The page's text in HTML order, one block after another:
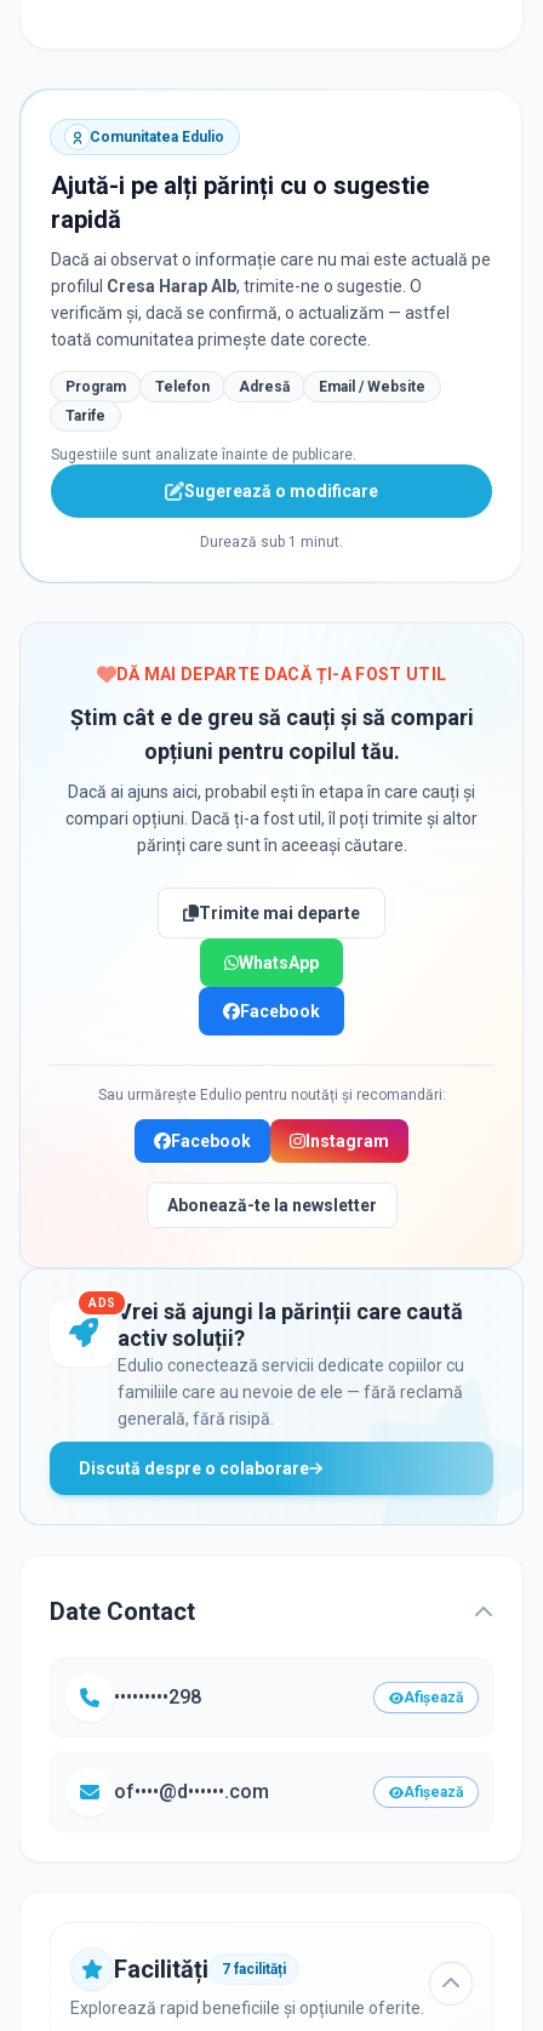
Comunitatea Edulio
Ajută-i pe alți părinți cu o sugestie
rapidă
Dacă ai observat o informație care nu mai este actuală pe
profilul Cresa Harap Alb, trimite-ne o sugestie. O
verificăm și, dacă se confirmă, o actualizăm — astfel
toată comunitatea primește date corecte.
Program Telefon Adresă
Email / Website
Tarife
Sugestiile sunt analizate înainte de publicare.
Sugerează o modificare
Durează sub 1 minut.
DĂ MAI DEPARTE DACĂ ȚI-A FOST UTIL
Știm cât e de greu să cauți și să compari
opțiuni pentru copilul tău.
Dacă ai ajuns aici, probabil ești în etapa în care cauți și
compari opțiuni. Dacă ți-a fost util, îl poți trimite și altor
părinți care sunt în aceeași căutare.
Trimite mai departe
WhatsApp
Facebook
Sau urmărește Edulio pentru noutăți și recomandări:
Facebook Instagram
Abonează-te la newsletter
ADS Vrei să ajungi la părinții care caută
activ soluții?
Edulio conectează servicii dedicate copiilor cu
familiile care au nevoie de ele — fără reclamă
generală, fără risipă.
Discută despre o colaborare
Date Contact
•••••••••298 Afișează
of••••@d••••••.com Afișează
Facilități 7 facilități
Explorează rapid beneficiile și opțiunile oferite.